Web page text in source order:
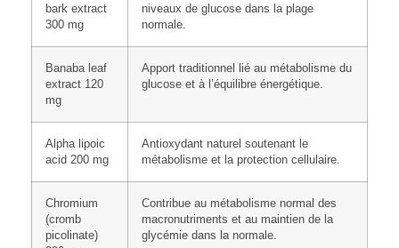
bark extract
300 mg
niveaux de glucose dans la plage
normale.
Banaba leaf
extract 120
mg
Apport traditionnel lié au métabolisme du
glucose et à l’équilibre énergétique.
Alpha lipoic
acid 200 mg
Antioxydant naturel soutenant le
métabolisme et la protection cellulaire.
Chromium
(cromb
picolinate)
Contribue au métabolisme normal des
macronutriments et au maintien de la
glycémie dans la normale.